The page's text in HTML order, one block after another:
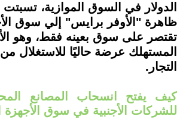
الدولار في السوق الموازية،
ظاهرة "الأوفر برايس" إلي سوق
تقتصر على سوق بعينه فقط، وهو
المستهلك عرضة حاليًا للاستغلال
التجار.
كيف يفتح انسحاب المصانع
للشركات الأجنبية في سوق الأجهزة